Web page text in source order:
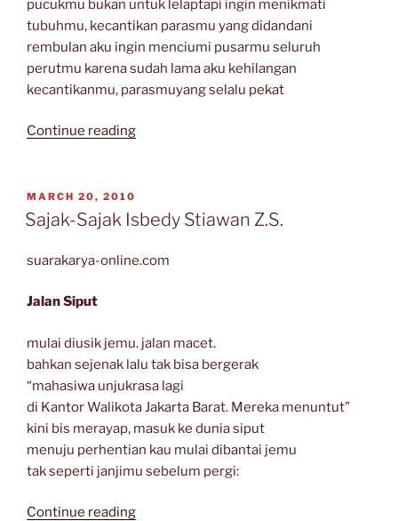
pucukmu bukan untuk lelaptapi ingin menikmati
tubuhmu, kecantikan parasmu yang didandani
rembulan aku ingin menciumi pusarmu seluruh
perutmu karena sudah lama aku kehilangan
kecantikanmu, parasmuyang selalu pekat
Continue reading“Puisi-
Z.S.”
POSTED
ON
MARCH 20, 2010
Sajak-Sajak Isbedy Stiawan Z.S.
suarakarya-online.com
Jalan Siput
mulai diusik jemu. jalan macet.
bahkan sejenak lalu tak bisa bergerak
“mahasiwa unjukrasa lagi
di Kantor Walikota Jakarta Barat. Mereka menuntut”
kini bis merayap, masuk ke dunia siput
menuju perhentian kau mulai dibantai jemu
tak seperti janjimu sebelum pergi:
Continue reading“Sajak-